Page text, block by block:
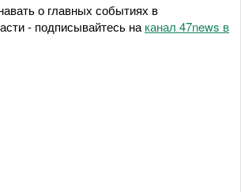
о главных событиях в
- подписывайтесь на канал 47news в